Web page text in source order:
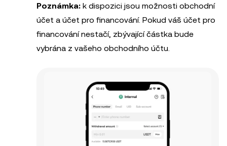
Poznámka: k dispozici jsou možnosti obchodní
účet a účet pro financování. Pokud váš účet pro
financování nestačí, zbývající částka bude
vybrána z vašeho obchodního účtu.